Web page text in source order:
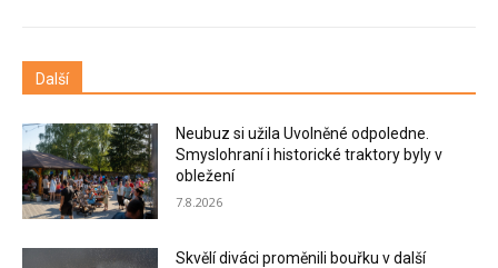
Další
Neubuz si užila Uvolněné odpoledne.
Smyslohraní i historické traktory byly v
obležení
7.8.2026
Skvělí diváci proměnili bouřku v další